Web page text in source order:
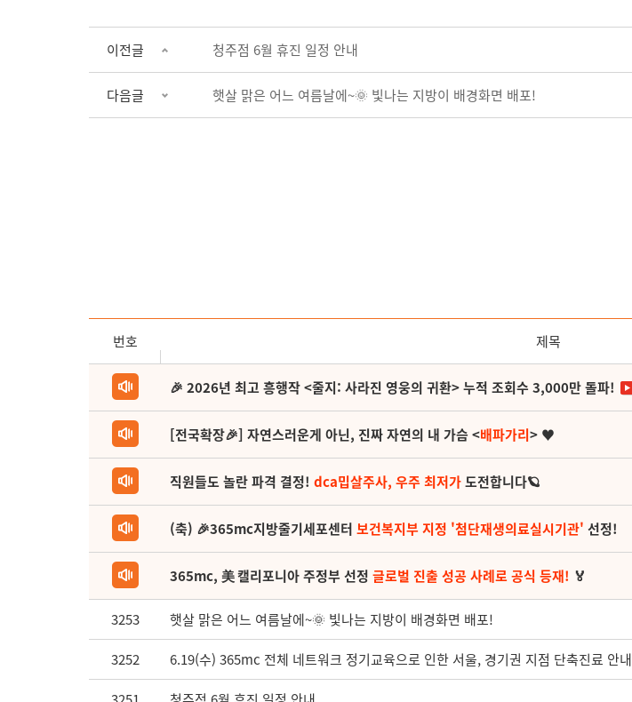
이전글 청주점 6월 휴진 일정 안내
다음글 햇살 맑은 어느 여름날에~🌞 빛나는 지방이 배경화면 배포!
번호 제목
🎉 2026년 최고 흥행작 <줄지: 사라진 영웅의 귀환> 누적 조회수 3,000만 돌파!
[전국확장🎉] 자연스러운게 아닌, 진짜 자연의 내 가슴 <배파가리> ♥
직원들도 놀란 파격 결정! dca밉살주사, 우주 최저가도전합니다🪐
(축) 🎉365mc지방줄기세포센터 보건복지부 지정 '첨단재생의료실시기관' 선정!
365mc, 美 캘리포니아 주정부 선정 글로벌 진출 성공 사례로 공식 등재! 🏅
3253 햇살 맑은 어느 여름날에~🌞 빛나는 지방이 배경화면 배포!
3252 6.19(수) 365mc 전체 네트워크 정기교육으로 인한 서울, 경기권 지점 단축진료 안내